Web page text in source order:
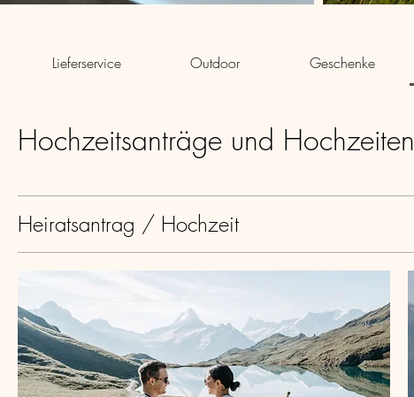
Lieferservice Outdoor Geschenke
Hochzeitsanträge und Hochzeiten
Heiratsantrag / Hochzeit